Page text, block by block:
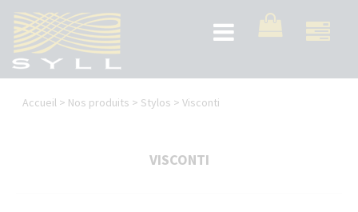
contenu
principal
Toggle
navigation
Vous
Accueil > Nos produits > Stylos > Visconti
VISCONTI